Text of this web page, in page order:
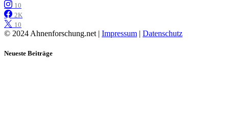
10
2K
10
© 2024 Ahnenforschung.net | Impressum | Datenschutz
Neueste Beiträge